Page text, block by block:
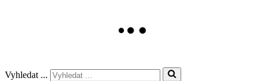
Vyhledat ...